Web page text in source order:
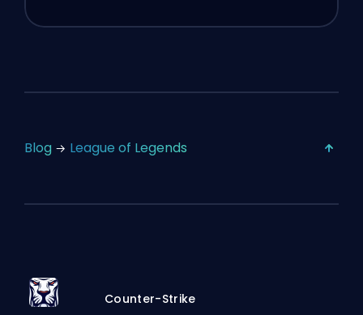
Blog League of Legends
Counter-Strike